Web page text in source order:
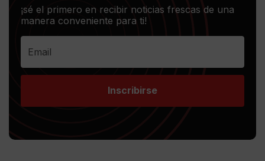
¡sé el primero en recibir noticias frescas de una
manera conveniente para ti!
Inscribirse